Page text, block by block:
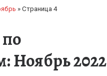
» Страница 4
Ноябрь 2022